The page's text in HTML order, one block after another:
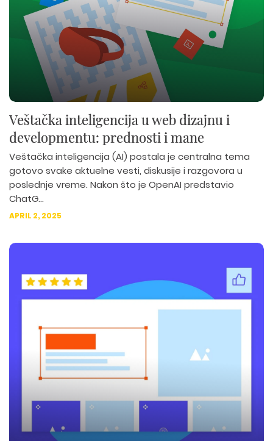
Veštačka inteligencija u web dizajnu i
developmentu: prednosti i mane
Veštačka inteligencija (AI) postala je centralna tema
gotovo svake aktuelne vesti, diskusije i razgovora u
poslednje vreme. Nakon što je OpenAI predstavio
ChatG...
APRIL 2, 2025